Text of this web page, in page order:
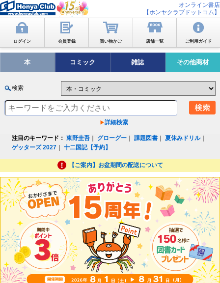
オンライン書店
【ホンヤクラブドットコム】
ログイン 会員登録 買い物かご 店舗一覧 ご利用ガイド
本 コミック 雑誌 その他商材
検索
詳細検索
注目のキーワード： 東野圭吾 グローグー ｜課題図書 ｜夏休みドリル｜
ゲッターズ 2027 ｜十二国記【予約】
【ご案内】お盆期間の配送について